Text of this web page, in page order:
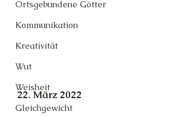
Ortsgebundene Götter
Kommunikation
Kreativität
Wut
Weisheit
Gleichgewicht
22. März 2022